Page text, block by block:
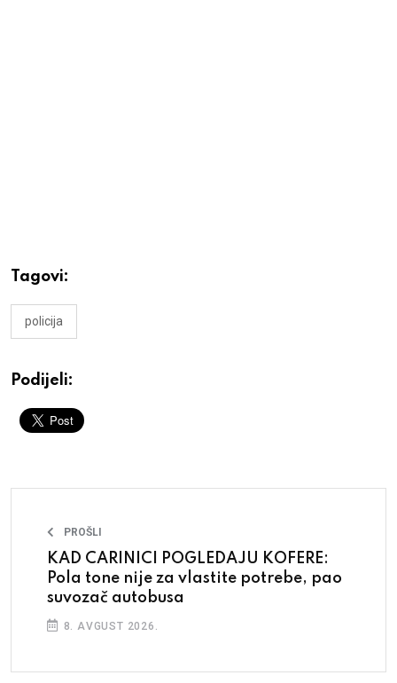
Tagovi:
policija
Podijeli:
PROŠLI
KAD CARINICI POGLEDAJU KOFERE:
Pola tone nije za vlastite potrebe, pao
suvozač autobusa
8. AVGUST 2026.